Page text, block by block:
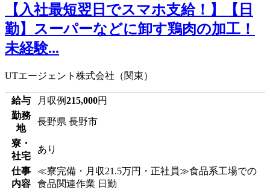
【入社最短翌日でスマホ支給！】【日
勤】スーパーなどに卸す鶏肉の加工！
未経験...
UTエージェント株式会社（関東）
給与 月収例215,000円
勤務
地
長野県 長野市
寮・
社宅
あり
仕事
内容
≪寮完備・月収21.5万円・正社員≫食品系工場での
食品関連作業 日勤